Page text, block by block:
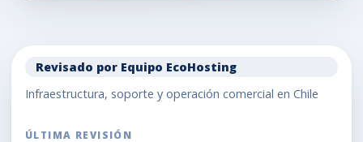
Revisado por Equipo EcoHosting
Infraestructura, soporte y operación comercial en Chile
ÚLTIMA REVISIÓN